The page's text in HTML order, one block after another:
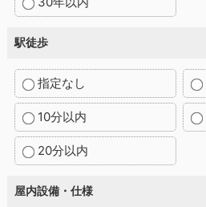
駅徒歩
指定なし
10分以内
20分以内
屋内設備・仕様